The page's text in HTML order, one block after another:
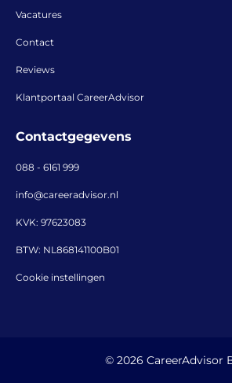
Vacatures
Contact
Reviews
Klantportaal CareerAdvisor
Contactgegevens
088 - 6161 999
info@careeradvisor.nl
KVK: 97623083
BTW: NL868141100B01
Cookie instellingen
© 2026 CareerAdvisor